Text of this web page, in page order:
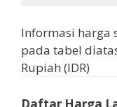
Informasi harga
pada tabel
Rupiah (IDR)
Daftar Harga